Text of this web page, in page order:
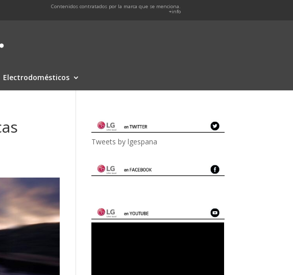
Contenidos contratados por la marca que se menciona.
+info
Electrodomésticos
Tweets by lgespana